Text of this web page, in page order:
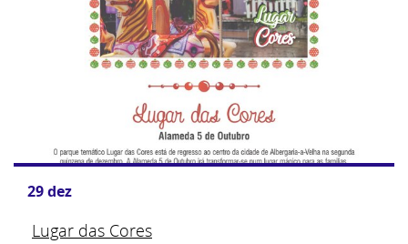
29dez
Lugar das Cores